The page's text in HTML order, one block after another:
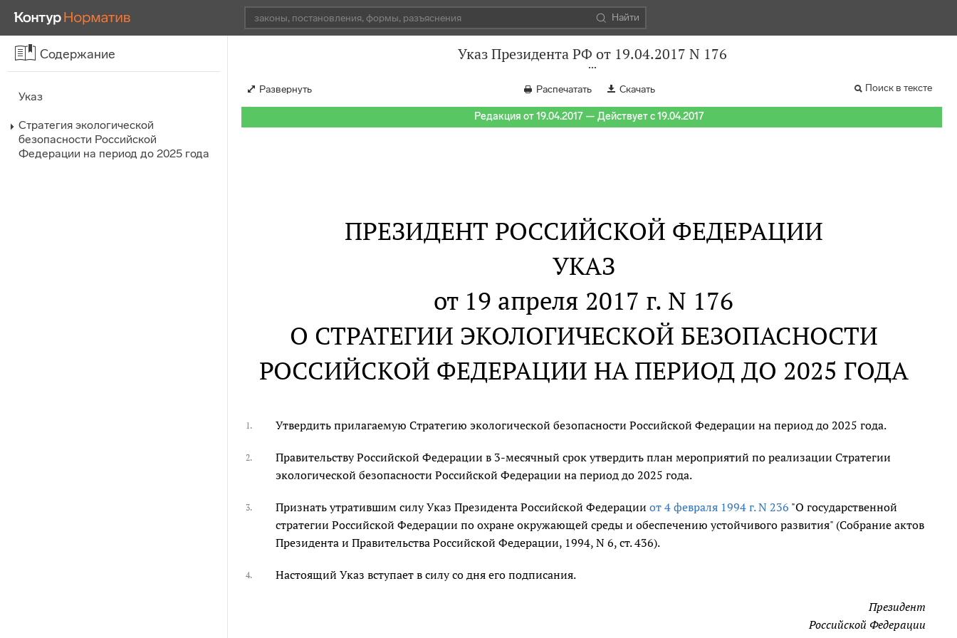
Найти
Содержание
Указ
Стратегия экологической
безопасности Российской
Федерации на период до 2025 года
Указ Президента РФ от 19.04.2017 N 176
Развернуть Распечатать Скачать Поиск в тексте
Редакция от 19.04.2017 — Действует с 19.04.2017
ПРЕЗИДЕНТ РОССИЙСКОЙ ФЕДЕРАЦИИ
УКАЗ
от 19 апреля 2017 г. N 176
О СТРАТЕГИИ ЭКОЛОГИЧЕСКОЙ БЕЗОПАСНОСТИ
РОССИЙСКОЙ ФЕДЕРАЦИИ НА ПЕРИОД ДО 2025 ГОДА
1. Утвердить прилагаемую Стратегию экологической безопасности Российской Федерации на период до 2025 года.
2.
Правительству Российской Федерации в 3-месячный срок утвердить план мероприятий по реализации Стратегии
экологической безопасности Российской Федерации на период до 2025 года.
3. Признать утратившим силу Указ Президента Российской Федерацииот 4 февраля 1994 г. N 236 "О государственной
стратегии Российской Федерации по охране окружающей среды и обеспечению устойчивого развития" (Собрание актов
Президента и Правительства Российской Федерации, 1994, N 6, ст. 436).
4. Настоящий Указ вступает в силу со дня его подписания.
Президент
Российской Федерации